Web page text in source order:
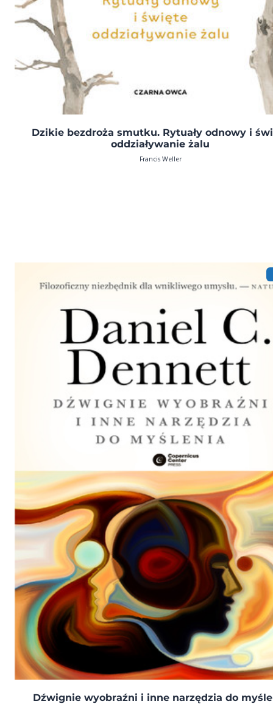
Dzikie bezdroża smutku. Rytuały odnowy i
oddziaływanie żalu
Francis Weller
Dźwignie wyobraźni i inne narzędzia do